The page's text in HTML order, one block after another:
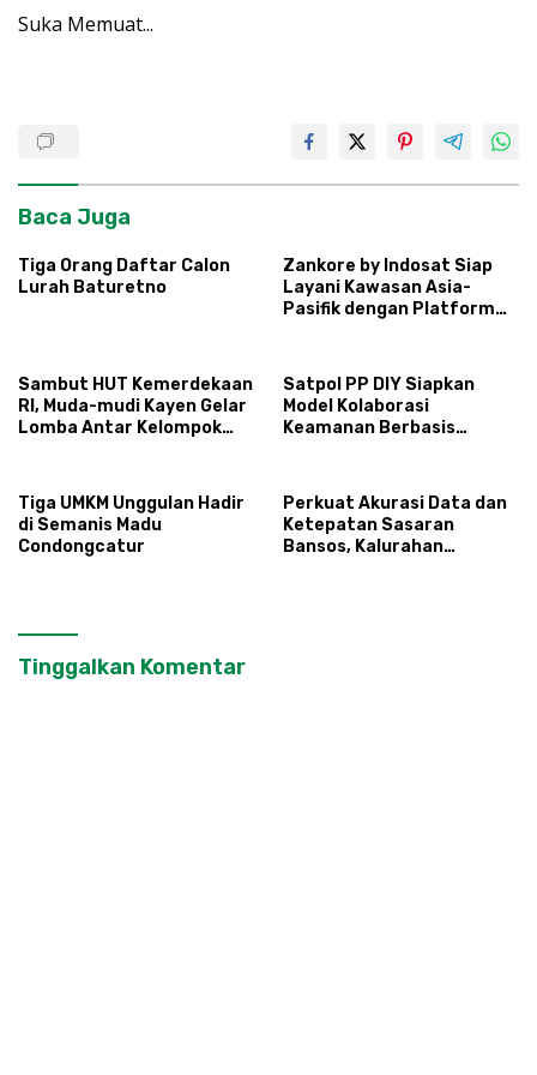
Suka Memuat...
Baca Juga
Tiga Orang Daftar Calon
Lurah Baturetno
Zankore by Indosat Siap
Layani Kawasan Asia-
Pasifik dengan Platform
Sambut HUT Kemerdekaan
RI, Muda-mudi Kayen Gelar
Lomba Antar Kelompok
Satpol PP DIY Siapkan
Model Kolaborasi
Keamanan Berbasis
Tiga UMKM Unggulan Hadir
di Semanis Madu
Condongcatur
Perkuat Akurasi Data dan
Ketepatan Sasaran
Bansos, Kalurahan
Tinggalkan Komentar